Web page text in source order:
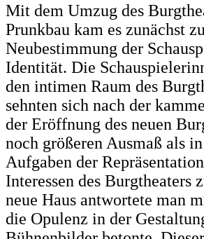
Mit dem Umzug des
Prunkbau kam es zunächst
Neubestimmung der
Identität. Die
den intimen Raum des
sehnten sich nach der
der Eröffnung des neuen
noch größeren Ausmaß als
Aufgaben der
Interessen des Burgtheaters
neue Haus antwortete man
die Opulenz in der